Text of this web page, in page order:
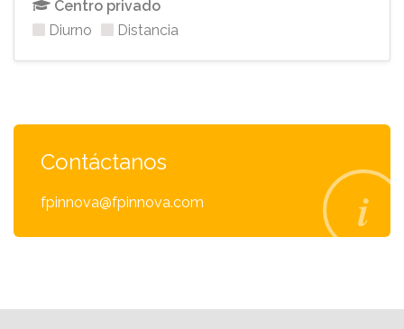
Centro privado
Diurno
Distancia
Contáctanos
fpinnova@fpinnova.com